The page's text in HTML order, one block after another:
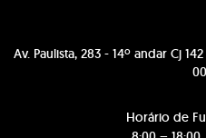
Av. Paulista, 283 - 14º andar Cj
Horário de